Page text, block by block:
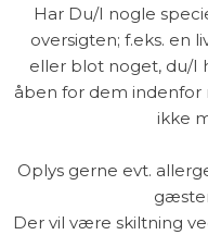
Har Du/I nogle
oversigten; f.eks. en
eller blot noget, du/I
åben for dem indenfor
ikke
Oplys gerne evt.
Der vil være skiltning